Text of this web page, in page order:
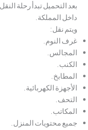
بعد التحميل تبدأ رحلة
داخل المملكة.
ويتم نقل:
غرف النوم.
المجالس.
الكنب.
المطابخ.
الأجهزة الكهربائية.
التحف.
المكاتب.
جميع محتويات المنزل.